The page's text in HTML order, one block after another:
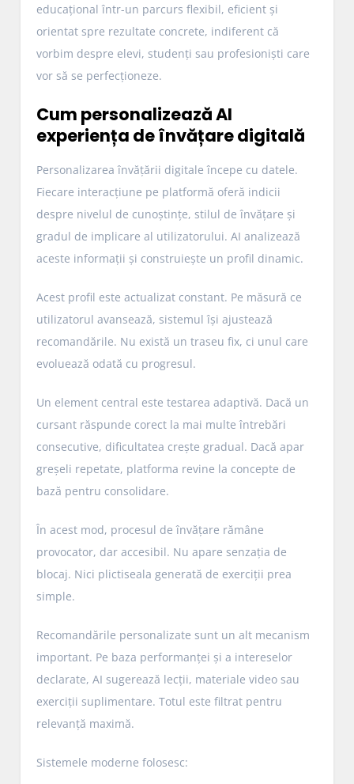
educațional într-un parcurs flexibil, eficient și
orientat spre rezultate concrete, indiferent că
vorbim despre elevi, studenți sau profesioniști care
vor să se perfecționeze.
Cum personalizează AI
experiența de învățare digitală
Personalizarea învățării digitale începe cu datele.
Fiecare interacțiune pe platformă oferă indicii
despre nivelul de cunoștințe, stilul de învățare și
gradul de implicare al utilizatorului. AI analizează
aceste informații și construiește un profil dinamic.
Acest profil este actualizat constant. Pe măsură ce
utilizatorul avansează, sistemul își ajustează
recomandările. Nu există un traseu fix, ci unul care
evoluează odată cu progresul.
Un element central este testarea adaptivă. Dacă un
cursant răspunde corect la mai multe întrebări
consecutive, dificultatea crește gradual. Dacă apar
greșeli repetate, platforma revine la concepte de
bază pentru consolidare.
În acest mod, procesul de învățare rămâne
provocator, dar accesibil. Nu apare senzația de
blocaj. Nici plictiseala generată de exerciții prea
simple.
Recomandările personalizate sunt un alt mecanism
important. Pe baza performanței și a intereselor
declarate, AI sugerează lecții, materiale video sau
exerciții suplimentare. Totul este filtrat pentru
relevanță maximă.
Sistemele moderne folosesc: